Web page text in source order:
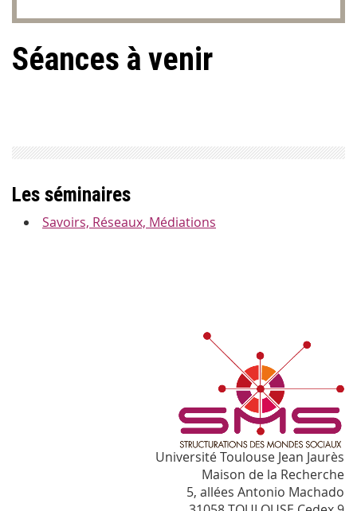
Séances à venir
Les séminaires
Savoirs, Réseaux, Médiations
Université Toulouse Jean Jaurès
Maison de la Recherche
5, allées Antonio Machado